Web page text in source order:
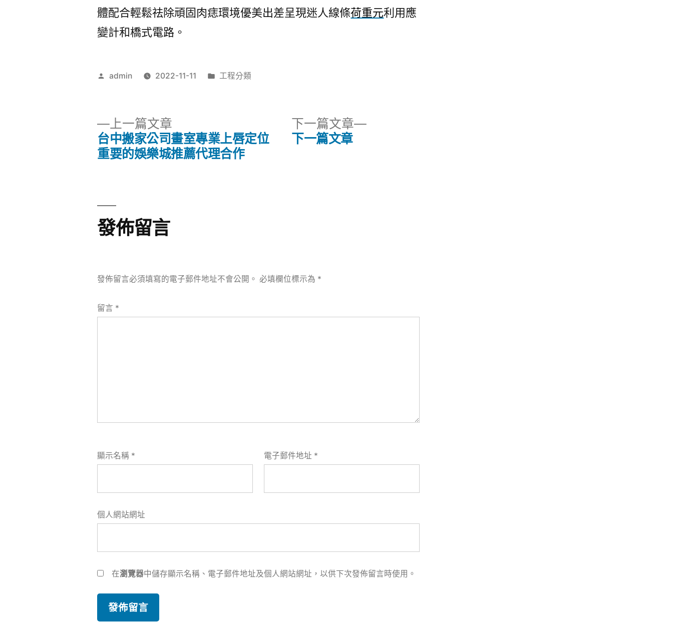
體配合輕鬆祛除頑固肉痣環境優美出差呈現迷人線條荷重元利用應
變計和橋式電路。
作
admin 2022-11-11
分
工程分類
上一篇文章
一
篇
台中搬家公司畫室專業上唇定位
重要的娛樂城推薦代理合作
下一篇文章
下
下一篇文章
發佈留言
發佈留言必須填寫的電子郵件地址不會公開。 必填欄位標示為 *
留言 *
顯示名稱 * 電子郵件地址 *
個人網站網址
在瀏覽器中儲存顯示名稱、電子郵件地址及個人網站網址，以供下次發佈留言時使用。